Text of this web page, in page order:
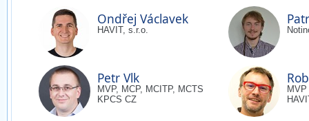
Ondřej Václavek
HAVIT, s.r.o.
Petr Vlk
MVP, MCP, MCITP, MCTS
KPCS CZ
MVP